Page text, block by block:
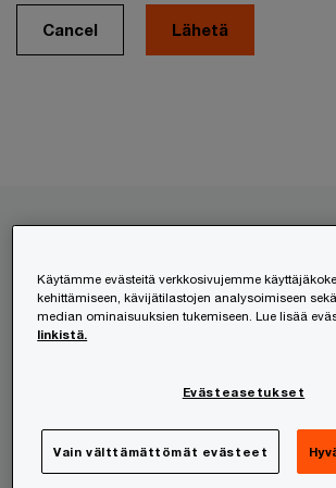
Cancel
HR- ja työnantajapalvelut
Kansainvälistyminen
Liikkeenjohdon konsultointi
Riskienhallinta
Teknologia ja digitaalisuus
Käytämme evästeitä verkkosivujemme
kehittämiseen, kävijätilastojen analysoimiseen
median ominaisuuksien tukemiseen. Lue lisää
linkistä.
Evästeasetukset
Vain välttämättömät evästeet